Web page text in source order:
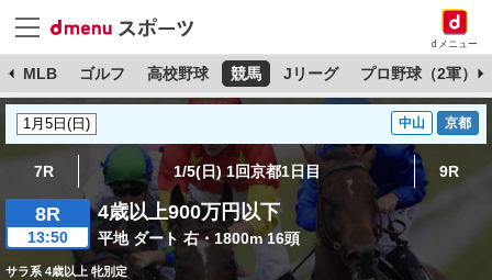
dメニュー
MLB ゴルフ 高校野球 競馬 Jリーグ プロ野球（2軍）
中山 京都
7R 1/5(日) 1回京都1日目 9R
8R
13:50
4歳以上900万円以下
平地 ダート 右・1800m 16頭
サラ系 4歳以上 牝別定